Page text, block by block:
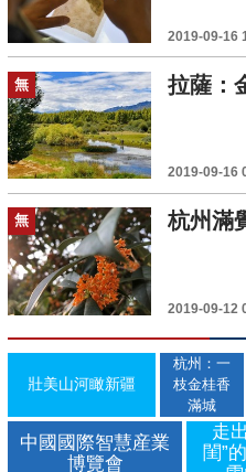
2019-09-16
無 拉薩：
2019-09-16
無 杭州滿
2019-09-12
壯美山河瞰新疆
杭州：一
枝金桂香
滿城
中國國際智慧産業
博覽會
走
閨”